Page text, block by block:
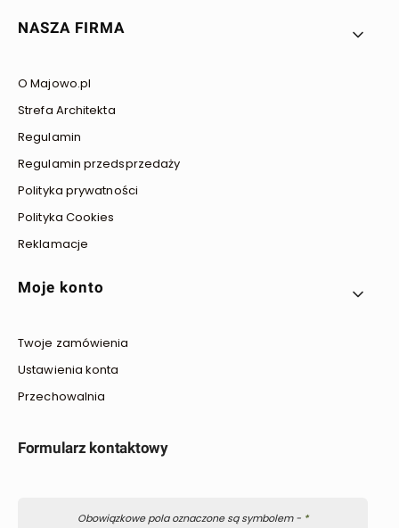
NASZA FIRMA
O Majowo.pl
Strefa Architekta
Regulamin
Regulamin przedsprzedaży
Polityka prywatności
Polityka Cookies
Reklamacje
Moje konto
Twoje zamówienia
Ustawienia konta
Przechowalnia
Formularz kontaktowy
Obowiązkowe pola oznaczone są symbolem - *